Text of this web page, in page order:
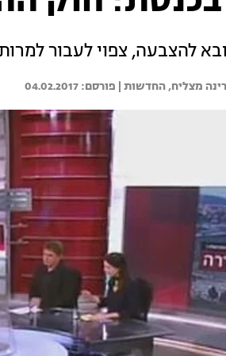
להצבעה, צפוי לעבור
רינה מצליח, החדשות | 04.02.2017